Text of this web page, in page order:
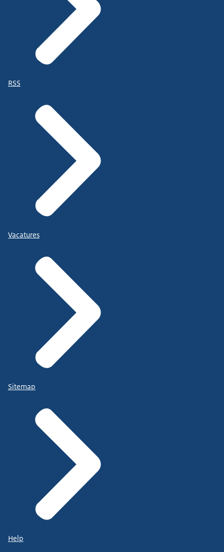
RSS
Vacatures
Sitemap
Help